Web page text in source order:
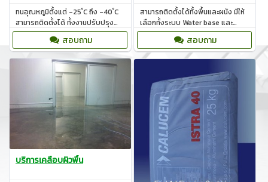
ทนอุณหภูมิตั้งแต่ -25 ํC ถึง -40 ํC
สามารถติดตั้งได้ ทั้งงานปรับปรุง
หรืองานทำพื้นอาคารโรงงานใหม่
สอบถาม
สามารถติดตั้งได้ทั้งพื้นและผนัง มีให้
เลือกทั้งระบบ Water base และ
Solvent base ทนต่อการกัดกร่อน
สอบถาม
บริการเคลือบผิวพื้น